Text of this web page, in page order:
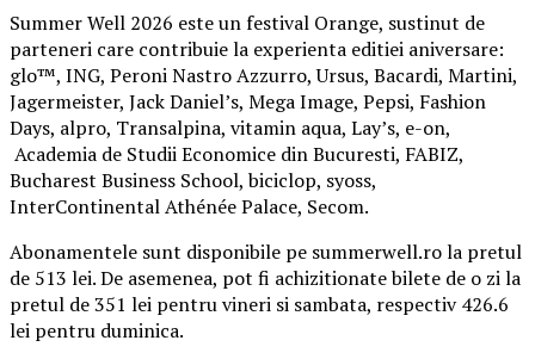
Summer Well 2026 este un festival Orange, sustinut de
parteneri care contribuie la experienta editiei aniversare:
glo™, ING, Peroni Nastro Azzurro, Ursus, Bacardi, Martini,
Jagermeister, Jack Daniel’s, Mega Image, Pepsi, Fashion
Days, alpro, Transalpina, vitamin aqua, Lay’s, e-on,
Academia de Studii Economice din Bucuresti, FABIZ,
Bucharest Business School, biciclop, syoss,
InterContinental Athénée Palace, Secom.
Abonamentele sunt disponibile pe summerwell.ro la pretul
de 513 lei. De asemenea, pot fi achizitionate bilete de o zi la
pretul de 351 lei pentru vineri si sambata, respectiv 426.6
lei pentru duminica.